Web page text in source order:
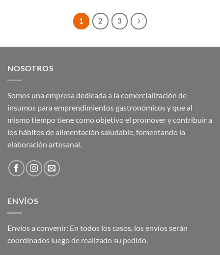
1 2 3
NOSOTROS
Somos una empresa dedicada a la comercialización de
insumos para emprendimientos gastronómicos y que al
mismo tiempo tiene como objetivo el promover y contribuir a
los hábitos de alimentación saludable, fomentando la
elaboración artesanal.
ENVÍOS
Envíos a convenir: En todos los casos, los envíos serán
coordinados luego de realizado su pedido.